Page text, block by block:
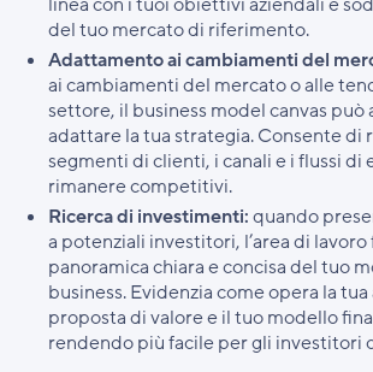
del tuo mercato di riferimento.
Adattamento ai cambiamenti del
ai cambiamenti del mercato o alle
settore, il business model canvas può
adattare la tua strategia. Consente di
segmenti di clienti, i canali e i flussi di
rimanere competitivi.
Ricerca di investimenti:quando
a potenziali investitori, l’area di lavoro
panoramica chiara e concisa del tuo
business. Evidenzia come opera la tua
proposta di valore e il tuo modello
rendendo più facile per gli investitori